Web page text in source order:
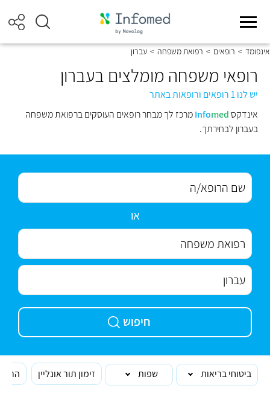
אינפומד > רופאים > רפואת משפחה > עברון
רופאי משפחה מומלצים בעברון
יש לנו 1 רופאים ורופאות באתר
אינדקס
Infomed
מרכז לך מבחר רופאים העוסקים ברפואת משפחה
בעברון לבחירתך.
או
חיפוש
ביטוחי בריאות שפות זימון תור אונליין